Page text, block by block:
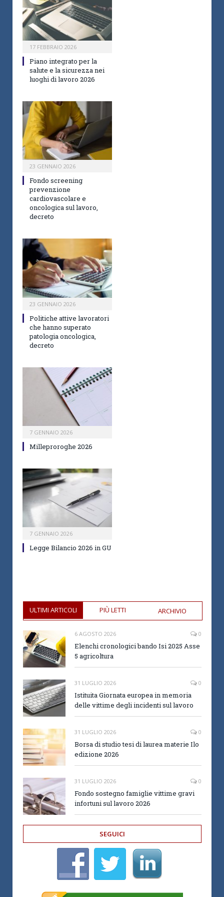
17 FEBBRAIO 2026
Piano integrato per la
salute e la sicurezza nei
luoghi di lavoro 2026
23 GENNAIO 2026
Fondo screening
prevenzione
cardiovascolare e
oncologica sul lavoro,
decreto
23 GENNAIO 2026
Politiche attive lavoratori
che hanno superato
patologia oncologica,
decreto
7 GENNAIO 2026
Milleproroghe 2026
7 GENNAIO 2026
Legge Bilancio 2026 in GU
ULTIMI ARTICOLI PIÙ LETTI ARCHIVIO
6 AGOSTO 2026 0
Elenchi cronologici bando Isi 2025 Asse
5 agricoltura
31 LUGLIO 2026 0
Istituita Giornata europea in memoria
delle vittime degli incidenti sul lavoro
31 LUGLIO 2026 0
Borsa di studio tesi di laurea materie Ilo
edizione 2026
31 LUGLIO 2026 0
Fondo sostegno famiglie vittime gravi
infortuni sul lavoro 2026
SEGUICI